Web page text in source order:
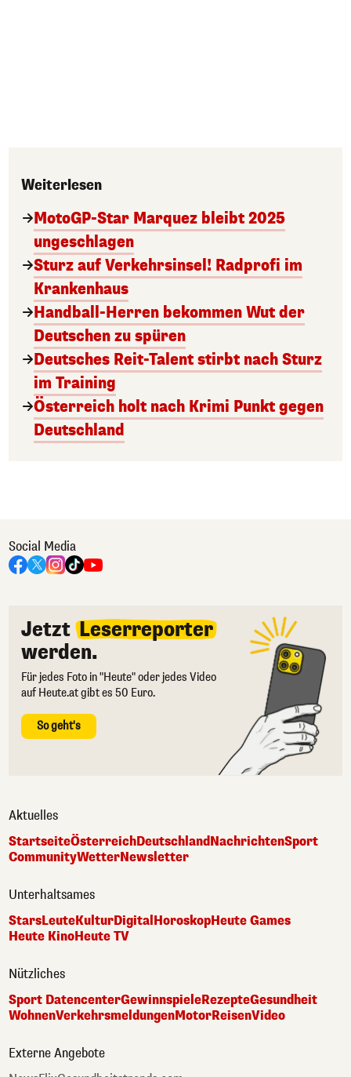
Weiterlesen
MotoGP-Star Marquez bleibt 2025
ungeschlagen
Sturz auf Verkehrsinsel! Radprofi im
Krankenhaus
Handball-Herren bekommen Wut der
Deutschen zu spüren
Deutsches Reit-Talent stirbt nach Sturz
im Training
Österreich holt nach Krimi Punkt gegen
Deutschland
Social Media
Jetzt Leserreporter
werden.
Für jedes Foto in "Heute" oder jedes Video
auf Heute.at gibt es 50 Euro.
So geht's
Aktuelles
StartseiteÖsterreichDeutschlandNachrichtenSport
CommunityWetterNewsletter
Unterhaltsames
StarsLeuteKulturDigital HoroskopHeute Games
Heute KinoHeute TV
Nützliches
Sport DatencenterGewinnspieleRezepteGesundheit
WohnenVerkehrsmeldungenMotorReisenVideo
Externe Angebote